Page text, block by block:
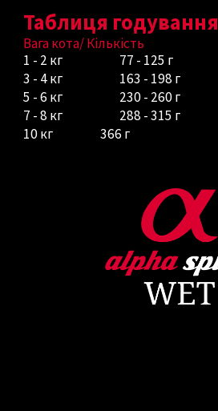
Таблиця годування
Вагакота/ Кількість
1 - 2 кг
77 - 125 г
3 - 4 кг
163 - 198 г
5 - 6 кг
230- 260г
7 - 8 кг
288 -315 г
10 кг
366г